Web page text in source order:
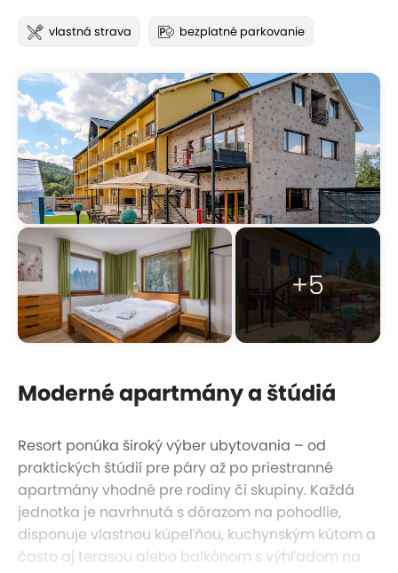
vlastná strava bezplatné parkovanie
+5
Moderné apartmány a štúdiá
Resort ponúka široký výber ubytovania – od
praktických štúdií pre páry až po priestranné
apartmány vhodné pre rodiny či skupiny. Každá
jednotka je navrhnutá s dôrazom na pohodlie,
disponuje vlastnou kúpeľňou, kuchynským kútom a
často aj terasou alebo balkónom s výhľadom na